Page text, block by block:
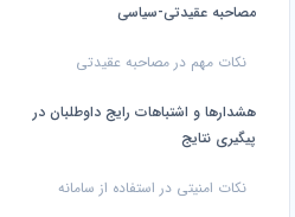
مصاحبه عقیدتی-سیاسی
نکات مهم در مصاحبه عقیدتی
هشدارها و اشتباهات رایج داوطلبان در
پیگیری نتایج
نکات امنیتی در استفاده از سامانه